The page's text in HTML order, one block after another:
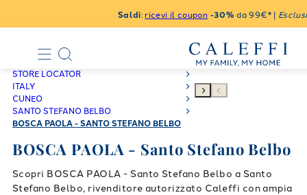
Saldi: ricevi il coupon -30%da 99€* |
STORE LOCATOR
ITALY
CUNEO
SANTO STEFANO BELBO
BOSCA PAOLA - SANTO STEFANO BELBO
BOSCA PAOLA - Santo Stefano Belbo
Scopri BOSCA PAOLA - Santo Stefano Belbo a Santo
Stefano Belbo, rivenditore autorizzato Caleffi con ampia